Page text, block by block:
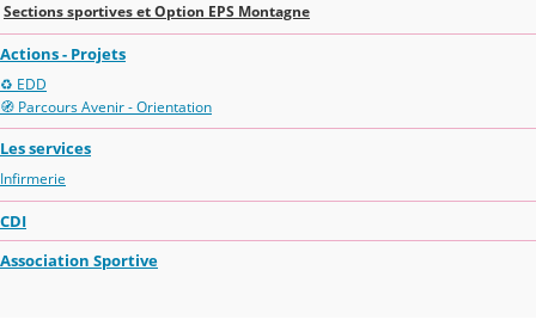
Sections sportives et Option EPS Montagne
Actions - Projets
♻️ EDD
🧭 Parcours Avenir - Orientation
Les services
Infirmerie
CDI
Association Sportive